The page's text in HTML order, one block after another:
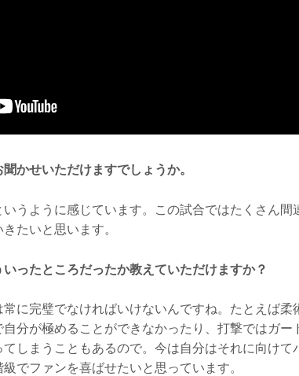
かせいただけますでしょうか。
うように感じています。この試合ではたくさん間
たいと思います。
ったところだったか教えていただけますか？
に完璧でなければいけないんですね。たとえば柔
分が極めることができなかったり、打撃ではガー
しまうこともあるので。今は自分はそれに向けて
でファンを喜ばせたいと思っています。